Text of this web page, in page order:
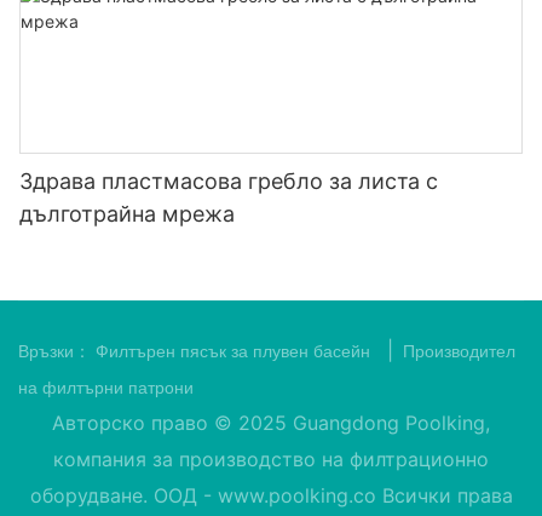
Здрава пластмасова гребло за листа с
дълготрайна мрежа
Връзки： Филтърен пясък за плувен басейн
Производител
на филтърни патрони
Авторско право © 2025 Guangdong Poolking,
компания за производство на филтрационно
оборудване. ООД - www.poolking.co Всички права